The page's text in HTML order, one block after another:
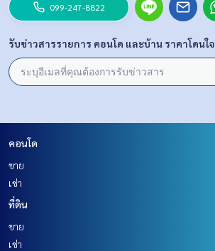
099-247-8822
รับข่าวสารรายการ คอนโด และบ้าน ราคาโดนใจ
คอนโด
ขาย
เช่า
ที่ดิน
ขาย
เช่า